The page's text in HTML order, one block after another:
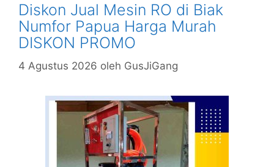
Diskon Jual Mesin RO di Biak
Numfor Papua Harga Murah
DISKON PROMO
4 Agustus 2026 oleh GusJiGang